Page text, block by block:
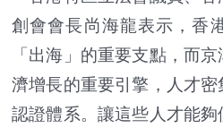
創會會長尚海龍表示，香
「出海」的重要支點，而
濟增長的重要引擎，人才
認證體系。讓這些人才能